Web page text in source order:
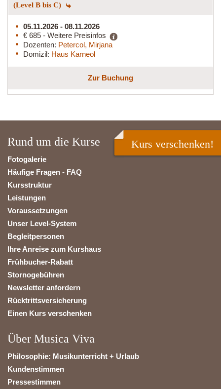
(Level B bis C)
05.11.2026 - 08.11.2026
€ 685 - Weitere Preisinfos
Dozenten: Petercol, Mirjana
Domizil: Haus Karneol
Zur Buchung
Rund um die Kurse
Fotogalerie
Häufige Fragen - FAQ
Kursstruktur
Leistungen
Voraussetzungen
Unser Level-System
Begleitpersonen
Ihre Anreise zum Kurshaus
Frühbucher-Rabatt
Stornogebühren
Newsletter anfordern
Rücktrittsversicherung
Einen Kurs verschenken
Über Musica Viva
Philosophie: Musikunterricht + Urlaub
Kundenstimmen
Pressestimmen
Kurs verschenken!